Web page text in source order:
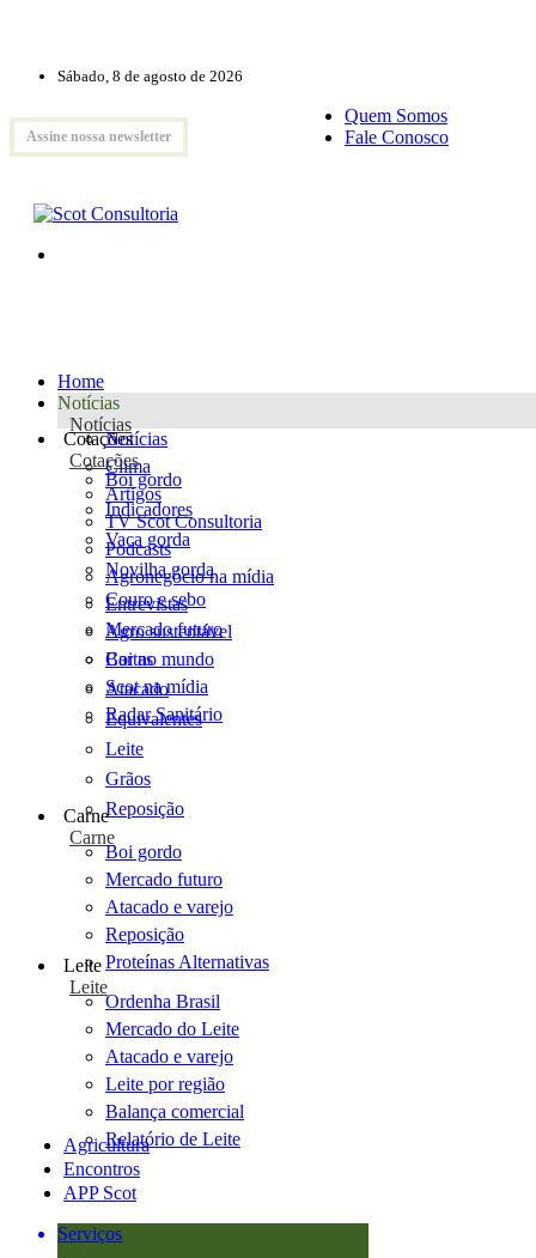
Sábado, 8 de agosto de 2026
Assine nossa newsletter
Quem Somos
Fale Conosco
Home
Notícias
Notícias
Notícias
Clima
Artigos
TV Scot Consultoria
Podcasts
Agronegócio na mídia
Entrevistas
Agro sustentável
Cartas
Scot na mídia
Radar Sanitário
Cotações
Cotações
Boi gordo
Indicadores
Vaca gorda
Novilha gorda
Couro e sebo
Mercado futuro
Boi no mundo
Atacado
Equivalentes
Leite
Grãos
Reposição
Carne
Carne
Boi gordo
Mercado futuro
Atacado e varejo
Reposição
Proteínas Alternativas
Leite
Leite
Ordenha Brasil
Mercado do Leite
Atacado e varejo
Leite por região
Balança comercial
Relatório de Leite
Agricultura
Encontros
APP Scot
Serviços